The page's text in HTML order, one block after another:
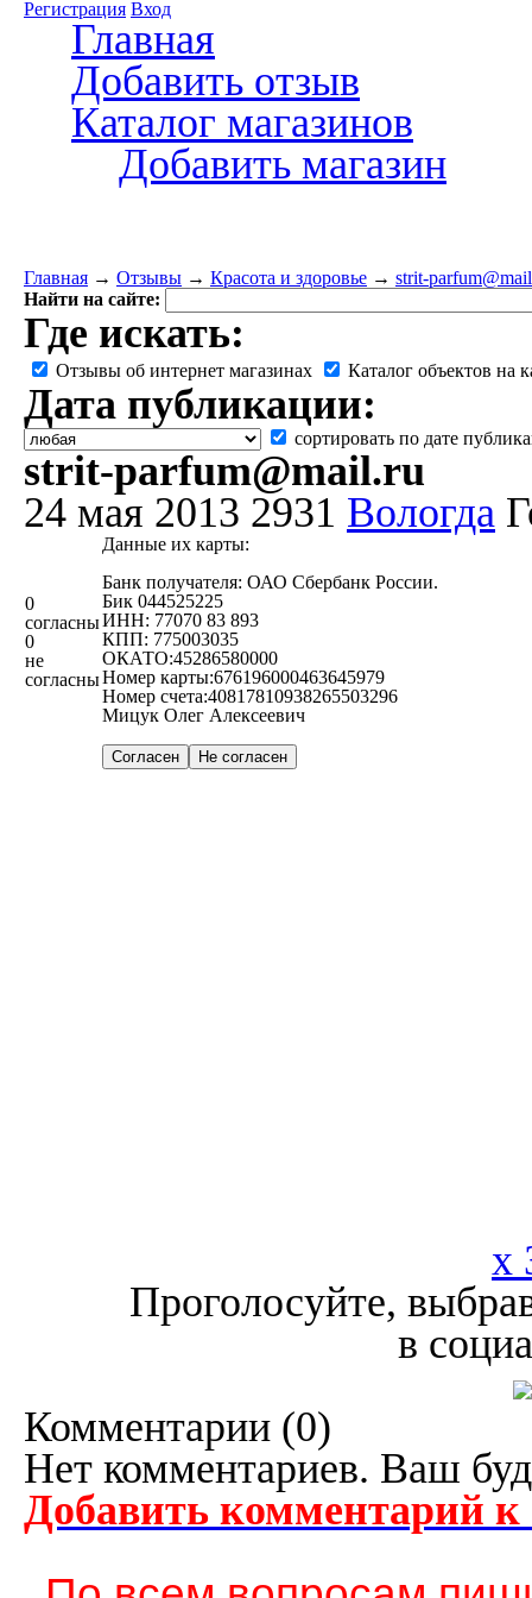
Регистрация Вход
Главная
Добавить отзыв
Каталог магазинов
Добавить магазин
Главная → Отзывы → Красота и здоровье → strit-
Найти на сайте:
Где искать:
Отзывы об интернет магазинах Каталог объектов на
Дата публикации:
сортировать по дате
strit-parfum@mail.ru
24 мая 2013 2931 Вологда
0
согласны
0
не
согласны
Данные их карты:
Банк получателя: ОАО Сбербанк России.
Бик 044525225
ИНН: 77070 83 893
КПП: 775003035
ОКАТО:45286580000
Номер карты:676196000463645979
Номер счета:40817810938265503296
Мицук Олег Алексеевич
x
Проголосуйте,
в
Комментарии (0)
Нет комментариев. Ваш
Добавить комментарий к